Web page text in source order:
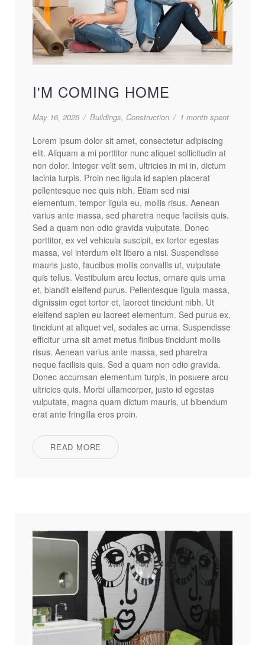
I'M COMING HOME
May 16, 2025 / Buildings, Construction / 1 month spent
Lorem ipsum dolor sit amet, consectetur adipiscing
elit. Aliquam a mi porttitor nunc aliquet sollicitudin at
non dolor. Integer velit sem, ultricies in mi in, dictum
lacinia turpis. Proin nec ligula id sapien placerat
pellentesque nec quis nibh. Etiam sed nisi
elementum, tempor ligula eu, mollis risus. Aenean
varius ante massa, sed pharetra neque facilisis quis.
Sed a quam non odio gravida vulputate. Donec
porttitor, ex vel vehicula suscipit, ex tortor egestas
massa, vel interdum elit libero a nisi. Suspendisse
mauris justo, faucibus mollis convallis ut, vulputate
quis tellus. Vestibulum arcu lectus, ornare quis urna
et, blandit eleifend purus. Pellentesque ligula massa,
dignissim eget tortor et, laoreet tincidunt nibh. Ut
eleifend sapien eu laoreet elementum. Sed purus ex,
tincidunt at aliquet vel, sodales ac urna. Suspendisse
efficitur urna sit amet metus finibus tincidunt mollis
risus. Aenean varius ante massa, sed pharetra
neque facilisis quis. Sed a quam non odio gravida.
Donec accumsan elementum turpis, in posuere arcu
ultricies quis. Morbi ullamcorper, justo id egestas
vulputate, magna quam dictum mauris, ut bibendum
erat ante fringilla eros proin.
READ MORE